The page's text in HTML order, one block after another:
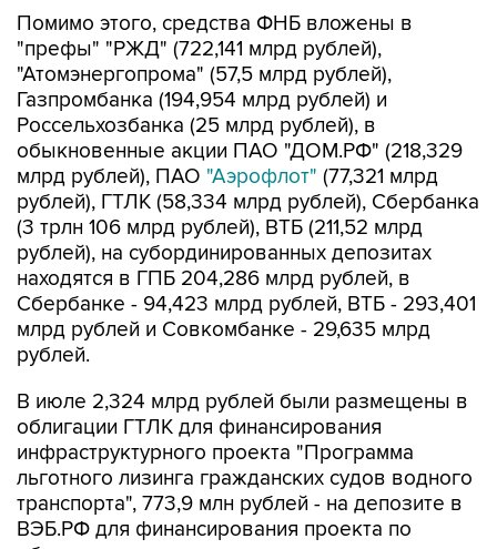
"Атомэнергопрома" (57,5 млрд рублей),
Газпромбанка (194,954 млрд рублей) и
Россельхозбанка (25 млрд рублей), в
обыкновенные акции ПАО "ДОМ.РФ" (218,329
млрд рублей), ПАО"Аэрофлот"(77,321 млрд
рублей), ГТЛК (58,334 млрд рублей), Сбербанка
(3 трлн 106 млрд рублей), ВТБ (211,52 млрд
рублей), на субординированных депозитах
находятся в ГПБ 204,286 млрд рублей, в
Сбербанке - 94,423 млрд рублей, ВТБ - 293,401
млрд рублей и Совкомбанке - 29,635 млрд
рублей.
В июле 2,324 млрд рублей были размещены в
инфраструктурного проекта "Программа
льготного лизинга гражданских судов водного
транспорта", 773,9 млн рублей - на депозите в
ВЭБ.РФ для финансирования проекта по
обновлению подвижного состава
Петербургского метрополитена.